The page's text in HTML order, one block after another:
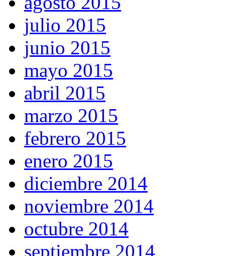
julio 2015
junio 2015
mayo 2015
abril 2015
marzo 2015
febrero 2015
enero 2015
diciembre 2014
noviembre 2014
octubre 2014
septiembre 2014